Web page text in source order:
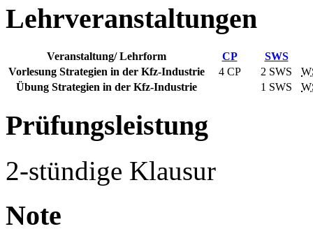
Lehrveranstaltungen
Veranstaltung/ Lehrform CP
SWS
Vorlesung Strategien in der Kfz-Industrie
4 CP 2 SWS
Übung Strategien in der Kfz-Industrie
1 SWS
Prüfungsleistung
2-stündige Klausur
Note